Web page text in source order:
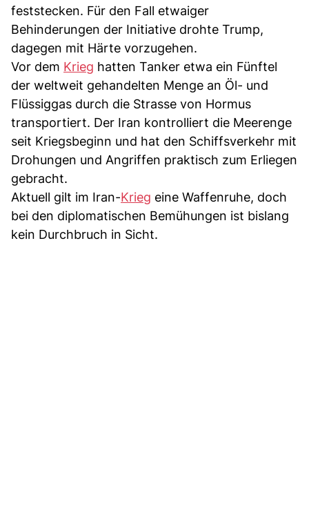
feststecken. Für den Fall etwaiger
Behinderungen der Initiative drohte Trump,
dagegen mit Härte vorzugehen.
Vor dem Krieg hatten Tanker etwa ein Fünftel
der weltweit gehandelten Menge an Öl- und
Flüssiggas durch die Strasse von Hormus
transportiert. Der Iran kontrolliert die Meerenge
seit Kriegsbeginn und hat den Schiffsverkehr mit
Drohungen und Angriffen praktisch zum Erliegen
gebracht.
Aktuell gilt im Iran-Krieg eine Waffenruhe, doch
bei den diplomatischen Bemühungen ist bislang
kein Durchbruch in Sicht.